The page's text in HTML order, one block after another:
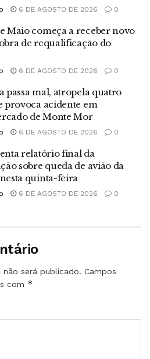
6 DE AGOSTO DE 2026 0
Maio começa a receber novo
de requalificação do
6 DE AGOSTO DE 2026 0
passa mal, atropela quatro
provoca acidente em
de Monte Mor
6 DE AGOSTO DE 2026 0
relatório final da
sobre queda de avião da
quinta-feira
6 DE AGOSTO DE 2026 0
será publicado. Campos
com *